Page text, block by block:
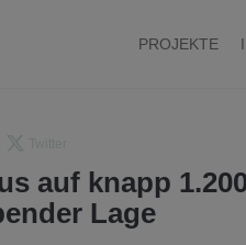
PROJEKTE
auf knapp
Lage